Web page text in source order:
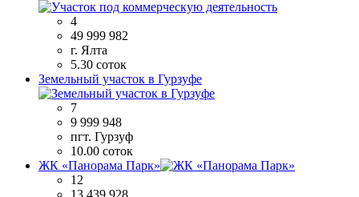
4
49 999 982
г. Ялта
5.30 соток
Земельный участок в Гурзуфе
7
9 999 948
пгт. Гурзуф
10.00 соток
ЖК «Панорама Парк»
12
13 439 928